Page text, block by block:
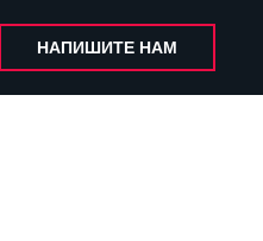
НАПИШИТЕ НАМ